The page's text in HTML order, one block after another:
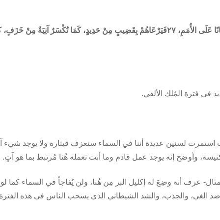
فَسَأُعْطِيهِ سُلْطَانًا عَلَى الأُمَمِ، ‏‏٢٧فَيَرْعَاهُمْ بِقَضِيبٍ مِنْ حَدِيدٍ، كَمَا تُكْسَرُ آنِيَةٌ مِنْ
فترة المُلك الألفي.
استمرت لسنين عديدة أننا في السماء سنعزف قيثارة ولا يوجد شيء
وأوضح إنه يوجد عمل قادم وما أنت تعمله هُنا مُرتبط بما هو آتٍ.
عرف أنه وضِعَ له إكليل البر مِن هُنا، ولن يُفاجأ في السماء كما
والجذب، والشد الشيطاني الذي يسحب الناس في هذه